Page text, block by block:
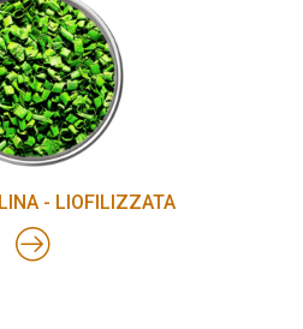
- LIOFILIZZATA